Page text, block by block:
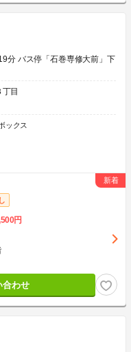
分 バス停「石巻専修大前」下
目
ックス
円
合わせ